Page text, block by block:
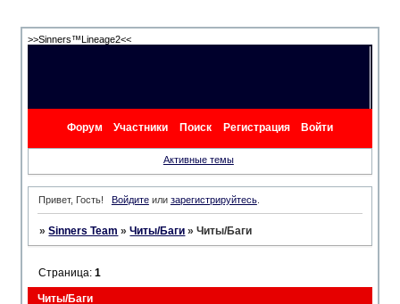
>>Sinners™Lineage2<<
Форум Участники Поиск Регистрация Войти
Активные темы
Привет, Гость! Войдитеили зарегистрируйтесь.
»Sinners Team »Читы/Баги »Читы/Баги
Читы/Баги
Страница:1